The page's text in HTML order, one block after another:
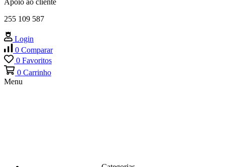
255 109 587
Login
0 Comparar
0 Favoritos
0 Carrinho
Menu